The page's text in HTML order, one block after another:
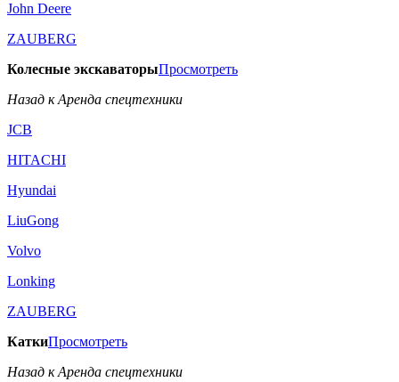
John Deere
ZAUBERG
Колесные экскаваторыПросмотреть
Назад к Аренда спецтехники
JCB
HITACHI
Hyundai
LiuGong
Volvo
Lonking
ZAUBERG
КаткиПросмотреть
Назад к Аренда спецтехники